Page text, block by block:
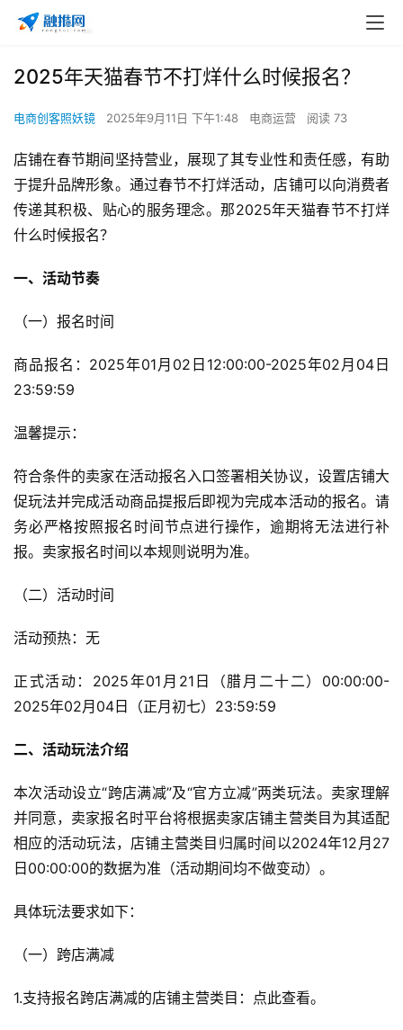
2025年天猫春节不打烊什么时候报名？
电商创客照妖镜 2025年9月11日 下午1:48 电商运营 阅读 73
店铺在春节期间坚持营业，展现了其专业性和责任感，有助
于提升品牌形象。通过春节不打烊活动，店铺可以向消费者
传递其积极、贴心的服务理念。那2025年天猫春节不打烊
什么时候报名？
一、活动节奏
（一）报名时间
商品报名：2025年01月02日12:00:00-2025年02月04日
23:59:59
温馨提示：
符合条件的卖家在活动报名入口签署相关协议，设置店铺大
促玩法并完成活动商品提报后即视为完成本活动的报名。请
务必严格按照报名时间节点进行操作，逾期将无法进行补
报。卖家报名时间以本规则说明为准。
（二）活动时间
活动预热：无
正式活动：2025年01月21日（腊月二十二）00:00:00-
2025年02月04日（正月初七）23:59:59
二、活动玩法介绍
本次活动设立“跨店满减”及“官方立减”两类玩法。卖家理解
并同意，卖家报名时平台将根据卖家店铺主营类目为其适配
相应的活动玩法，店铺主营类目归属时间以2024年12月27
日00:00:00的数据为准（活动期间均不做变动）。
具体玩法要求如下：
（一）跨店满减
1.支持报名跨店满减的店铺主营类目：点此查看。